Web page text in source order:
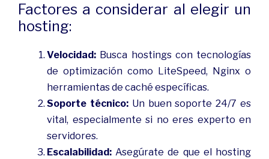
Factores a considerar al elegir un
hosting:
Velocidad: Busca hostings con tecnologías
de optimización como LiteSpeed, Nginx o
herramientas de caché específicas.
Soporte técnico:Un buen soporte 24/7 es
vital, especialmente si no eres experto en
servidores.
Escalabilidad: Asegúrate de que el hosting